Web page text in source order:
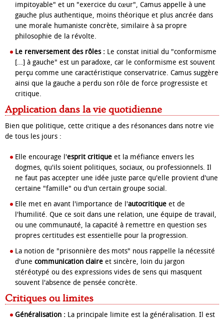
impitoyable" et un "exercice du cœur", Camus appelle à une
gauche plus authentique, moins théorique et plus ancrée dans
une morale humaniste concrète, similaire à sa propre
philosophie de la révolte.
Le renversement des rôles : Le constat initial du "conformisme
[...] à gauche" est un paradoxe, car le conformisme est souvent
perçu comme une caractéristique conservatrice. Camus suggère
ainsi que la gauche a perdu son rôle de force progressiste et
critique.
Application dans la vie quotidienne
Bien que politique, cette critique a des résonances dans notre vie
de tous les jours :
Elle encourage l'esprit critique et la méfiance envers les
dogmes, qu'ils soient politiques, sociaux, ou professionnels. Il
ne faut pas accepter une idée juste parce qu'elle provient d'une
certaine "famille" ou d'un certain groupe social.
Elle met en avant l'importance de l'autocritique et de
l'humilité. Que ce soit dans une relation, une équipe de travail,
ou une communauté, la capacité à remettre en question ses
propres certitudes est essentielle pour la progression.
La notion de "prisonnière des mots" nous rappelle la nécessité
d'une communication claire et sincère, loin du jargon
stéréotypé ou des expressions vides de sens qui masquent
souvent l'absence de pensée concrète.
Critiques ou limites
Généralisation : La principale limite est la généralisation. Il est